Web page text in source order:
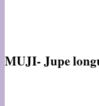
MUJI- Jupe